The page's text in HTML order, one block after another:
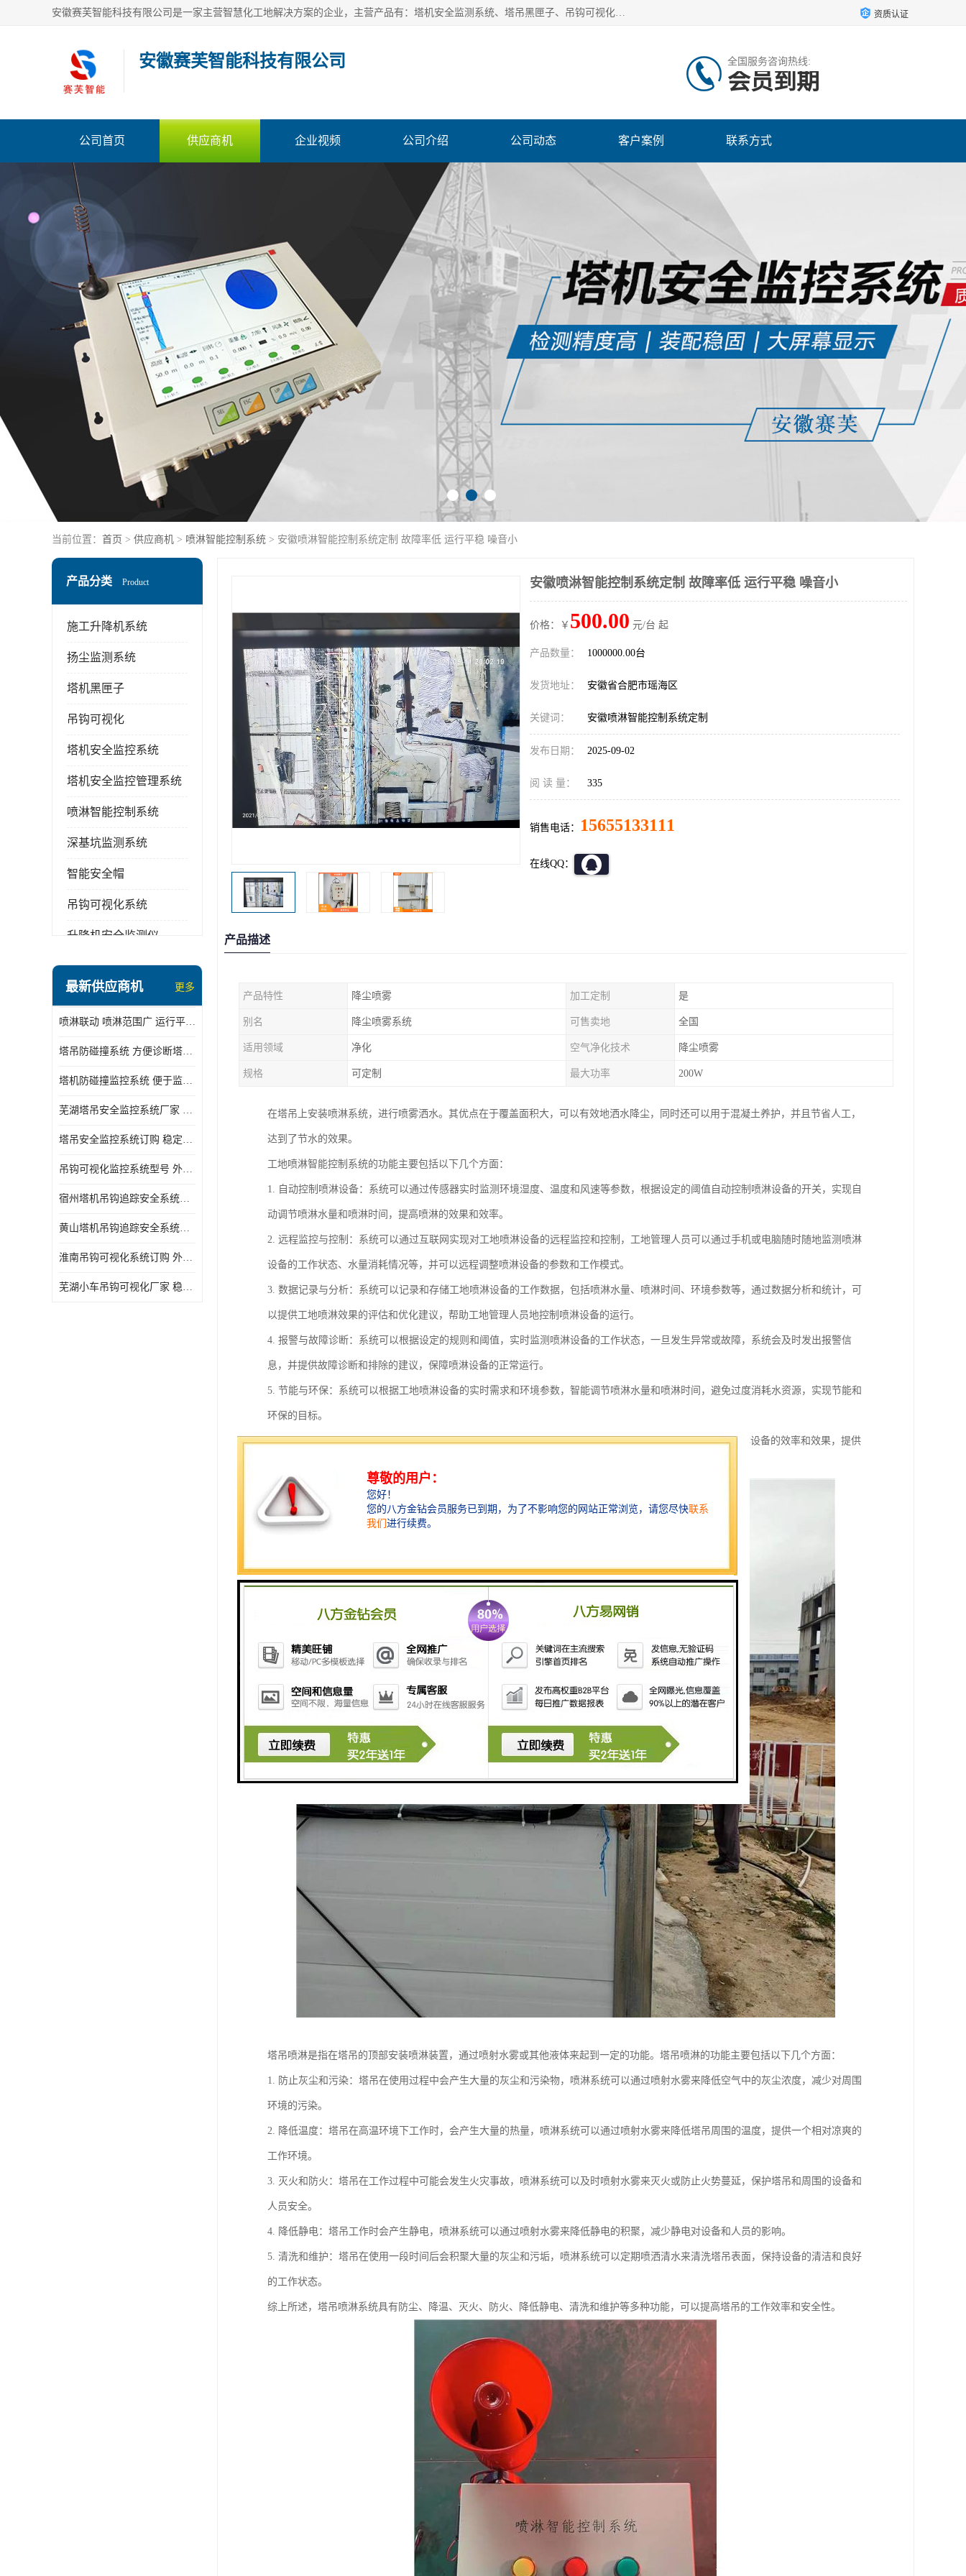
安徽赛芙智能科技有限公司是一家主营智慧化工地解决方案的企业，主营产品有：塔机安全监测系统、塔吊黑匣子、吊钩可视化、吊钩可视化系统、塔机安全监控系统、塔机黑匣子等。创建至今始终关注用户需求，为用户提供有的产品和服务。 资质认证
安徽赛芙智能科技有限公司 全国服务咨询热线:
会员到期
公司首页 供应商机 企业视频 公司介绍 公司动态 客户案例 联系方式
当前位置： 首页 > 供应商机 > 喷淋智能控制系统 > 安徽喷淋智能控制系统定制 故障率低 运行平稳 噪音小
产品分类 Product
施工升降机系统
扬尘监测系统
塔机黑匣子
吊钩可视化
塔机安全监控系统
塔机安全监控管理系统
喷淋智能控制系统
深基坑监测系统
智能安全帽
吊钩可视化系统
升降机安全监测仪
最新供应商机 更多
喷淋联动 喷淋范围广 运行平稳 噪音小
塔吊防碰撞系统 方便诊断塔机状态 自动变焦智能化跟踪
塔机防碰撞监控系统 便于监督和管理 主要应用于塔机的实时监控
芜湖塔吊安全监控系统厂家 外观简洁大方 减少盲吊引发的事故
塔吊安全监控系统订购 稳定性高 结构清晰稳定
吊钩可视化监控系统型号 外观简洁大方 信号稳定 抗干扰性强
宿州塔机吊钩追踪安全系统厂家 提高工作效率 结构清晰稳定
黄山塔机吊钩追踪安全系统价格 可远程查看 减少盲吊引发的事故
淮南吊钩可视化系统订购 外观简洁大方 体积小 占用空间小
芜湖小车吊钩可视化厂家 稳定性高 可视吊装 降低盲吊风险
安徽喷淋智能控制系统定制 故障率低 运行平稳 噪音小
价格：￥ 500.00 元/台 起
产品数量： 1000000.00台
发货地址： 安徽省合肥市瑶海区
关键词： 安徽喷淋智能控制系统定制
发布日期： 2025-09-02
阅 读 量： 335
销售电话： 15655133111
在线QQ：
产品描述
产品特性 降尘喷雾 加工定制 是
别名 降尘喷雾系统 可售卖地 全国
适用领域 净化 空气净化技术 降尘喷雾
规格 可定制 最大功率 200W
在塔吊上安装喷淋系统，进行喷雾洒水。其优点在于覆盖面积大，可以有效地洒水降尘，同时还可以用于混凝土养护，并且节省人工，
达到了节水的效果。
工地喷淋智能控制系统的功能主要包括以下几个方面：
1. 自动控制喷淋设备：系统可以通过传感器实时监测环境湿度、温度和风速等参数，根据设定的阈值自动控制喷淋设备的开关，实现自
动调节喷淋水量和喷淋时间，提高喷淋的效果和效率。
2. 远程监控与控制：系统可以通过互联网实现对工地喷淋设备的远程监控和控制，工地管理人员可以通过手机或电脑随时随地监测喷淋
设备的工作状态、水量消耗情况等，并可以远程调整喷淋设备的参数和工作模式。
3. 数据记录与分析：系统可以记录和存储工地喷淋设备的工作数据，包括喷淋水量、喷淋时间、环境参数等，通过数据分析和统计，可
以提供工地喷淋效果的评估和优化建议，帮助工地管理人员地控制喷淋设备的运行。
4. 报警与故障诊断：系统可以根据设定的规则和阈值，实时监测喷淋设备的工作状态，一旦发生异常或故障，系统会及时发出报警信
息，并提供故障诊断和排除的建议，保障喷淋设备的正常运行。
5. 节能与环保：系统可以根据工地喷淋设备的实时需求和环境参数，智能调节喷淋水量和喷淋时间，避免过度消耗水资源，实现节能和
环保的目标。
综上所述，工地喷淋智能控制系统通过自动控制、远程监控、数据分析和报警诊断等功能，可以提高工地喷淋设备的效率和效果，提供
塔吊喷淋是指在塔吊的顶部安装喷淋装置，通过喷射水雾或其他液体来起到一定的功能。塔吊喷淋的功能主要包括以下几个方面：
1. 防止灰尘和污染：塔吊在使用过程中会产生大量的灰尘和污染物，喷淋系统可以通过喷射水雾来降低空气中的灰尘浓度，减少对周围
环境的污染。
2. 降低温度：塔吊在高温环境下工作时，会产生大量的热量，喷淋系统可以通过喷射水雾来降低塔吊周围的温度，提供一个相对凉爽的
工作环境。
3. 灭火和防火：塔吊在工作过程中可能会发生火灾事故，喷淋系统可以及时喷射水雾来灭火或防止火势蔓延，保护塔吊和周围的设备和
人员安全。
4. 降低静电：塔吊工作时会产生静电，喷淋系统可以通过喷射水雾来降低静电的积聚，减少静电对设备和人员的影响。
5. 清洗和维护：塔吊在使用一段时间后会积聚大量的灰尘和污垢，喷淋系统可以定期喷洒清水来清洗塔吊表面，保持设备的清洁和良好
的工作状态。
综上所述，塔吊喷淋系统具有防尘、降温、灭火、防火、降低静电、清洗和维护等多种功能，可以提高塔吊的工作效率和安全性。